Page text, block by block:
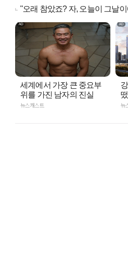
"오래 참았죠? 자, 오늘이 그날
세계에서 가장 큰 중요부
위를 가진 남자의 진실
뉴스캐스트 뉴